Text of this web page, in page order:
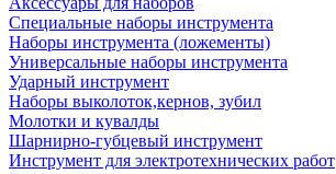
Специальные наборы инструмента
Наборы инструмента (ложементы)
Универсальные наборы инструмента
Ударный инструмент
Наборы выколоток,кернов, зубил
Молотки и кувалды
Шарнирно-губцевый инструмент
Инструмент для электротехнических работ